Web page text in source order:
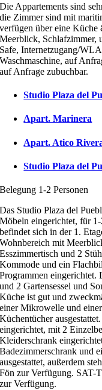
Die Appartements sind
die Zimmer sind mit
verfügen über eine
Meerblick, Schlafzimmer,
Safe, Internetzugang/
Waschmaschine, auf
auf Anfrage zubuchbar.
Studio Plaza del
Apart. Marinera
Apart. Atico
Studio Plaza del
Belegung 1-2 Personen
Das Studio Plaza del
Möbeln eingerichtet, für
befindet sich in der 1.
Wohnbereich mit
Esszimmertisch und 2
Kommode und ein
Programmen eingerichtet.
und 2 Gartensessel und
Küche ist gut und
einer Mikrowelle und
Küchentücher
eingerichtet, mit 2
Kleiderschrank
Badezimmerschrank und
ausgestattet, außerdem
Fön zur Verfügung. SAT-
zur Verfügung.